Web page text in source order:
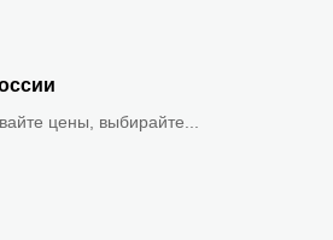
цены, выбирайте...